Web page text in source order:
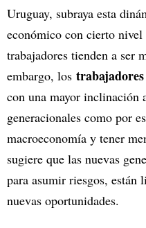
Uruguay, subraya esta
económico con cierto
trabajadores tienden a ser
embargo, los
con una mayor inclinación
generacionales como por
macroeconomía y tener
sugiere que las nuevas
para asumir riesgos, están
nuevas oportunidades.